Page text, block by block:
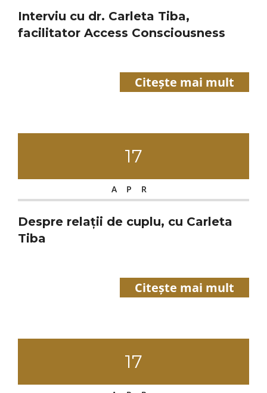
Interviu cu dr. Carleta Tiba,
facilitator Access Consciousness
Citește mai mult
17
APR
Despre relații de cuplu, cu Carleta
Tiba
Citește mai mult
17